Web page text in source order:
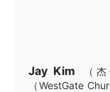
Jay Kim
（
（WestGate